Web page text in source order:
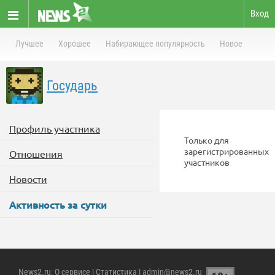
Вход
Лучшее Хорошее Набирающее популярность Новое
Государь
Профиль участника
Отношения
Новости
Активность за сутки
Только для
зарегистрированных
участников
News2.ru: О сервисе | Статистика | admin@news2.ru